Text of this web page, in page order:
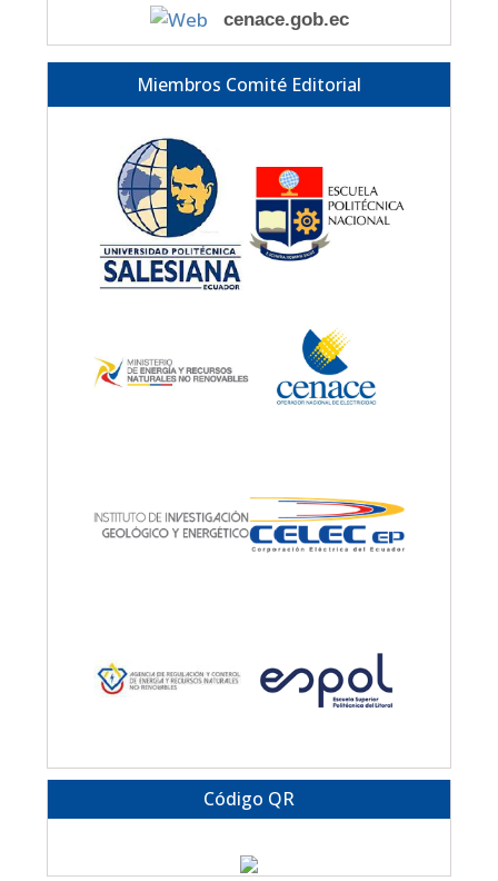
cenace.gob.ec
Miembros Comité Editorial
Código QR